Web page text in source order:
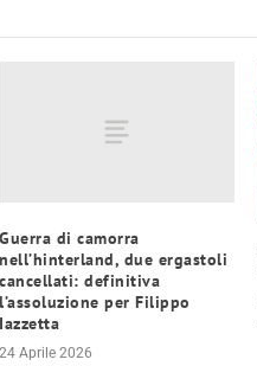
Guerra di camorra
nell’hinterland, due ergastoli
cancellati: definitiva
l’assoluzione per Filippo
Iazzetta
24 Aprile 2026